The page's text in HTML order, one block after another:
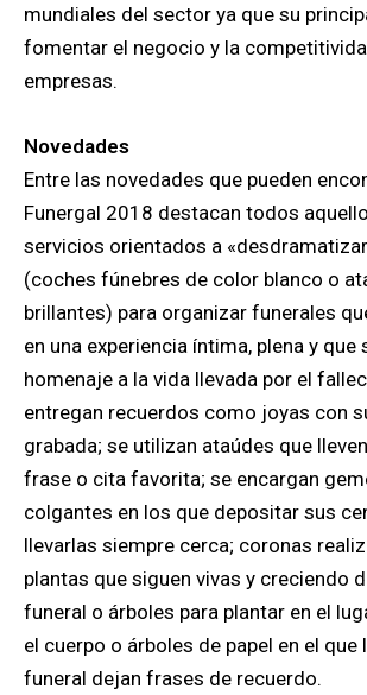
mundiales del sector ya que su
fomentar el negocio y la
empresas.
Novedades
Entre las novedades que pueden
Funergal 2018 destacan todos
servicios orientados a
(coches fúnebres de color blanco o
brillantes) para organizar funerales
en una experiencia íntima, plena y que
homenaje a la vida llevada por el
entregan recuerdos como joyas con
grabada; se utilizan ataúdes que
frase o cita favorita; se encargan
colgantes en los que depositar sus
llevarlas siempre cerca; coronas
plantas que siguen vivas y creciendo
funeral o árboles para plantar en el
el cuerpo o árboles de papel en el
funeral dejan frases de recuerdo.